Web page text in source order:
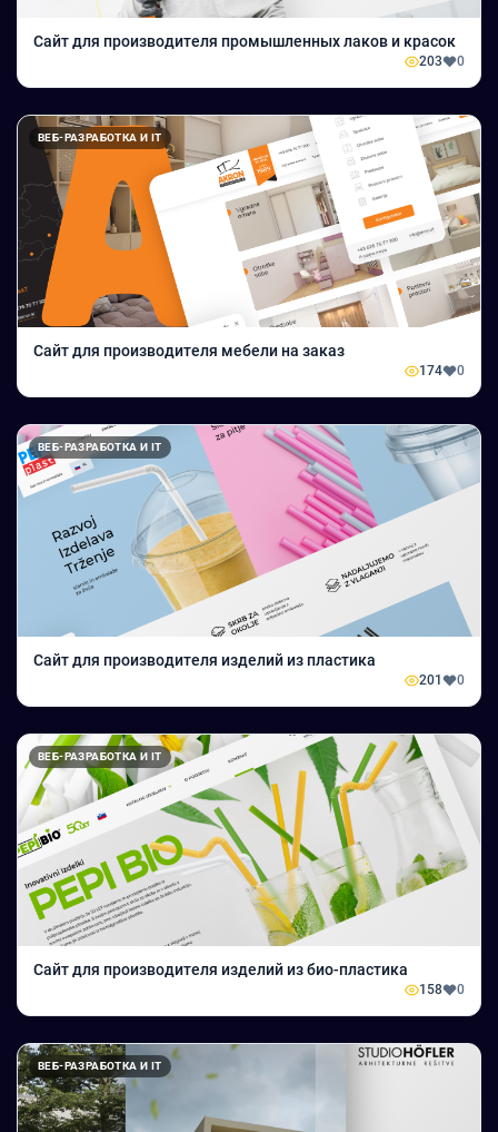
Сайт для производителя промышленных лаков и красок
203 0
ВЕБ-РАЗРАБОТКА И IT
Сайт для производителя мебели на заказ
174 0
ВЕБ-РАЗРАБОТКА И IT
Сайт для производителя изделий из пластика
201 0
ВЕБ-РАЗРАБОТКА И IT
Сайт для производителя изделий из био-пластика
158 0
ВЕБ-РАЗРАБОТКА И IT